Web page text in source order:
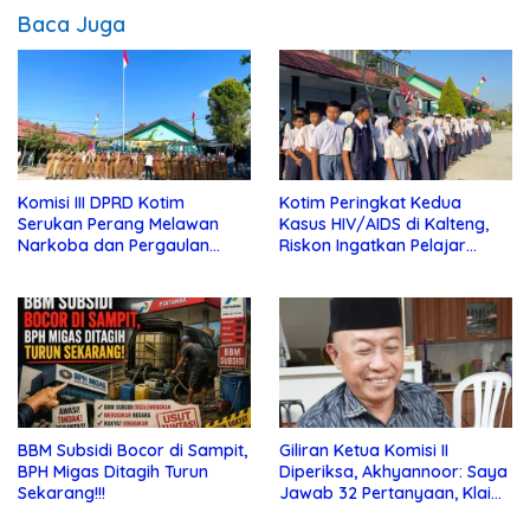
Baca Juga
Komisi III DPRD Kotim
Serukan Perang Melawan
Narkoba dan Pergaulan
Kotim Peringkat Kedua
Kasus HIV/AIDS di Kalteng,
Riskon Ingatkan Pelajar
BBM Subsidi Bocor di Sampit,
BPH Migas Ditagih Turun
Sekarang!!!
Giliran Ketua Komisi II
Diperiksa, Akhyannoor: Saya
Jawab 32 Pertanyaan, Klaim